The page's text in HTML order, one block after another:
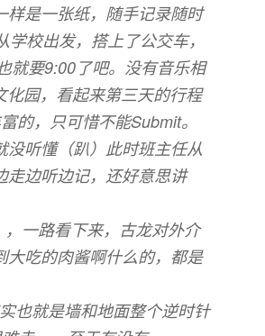
样是一张纸，随手记录随时
校出发，搭上了公交车，
要9:00了吧。没有音乐相
园，看起来第三天的行程
，只可惜不能Submit。
听懂（趴）此时班主任从
走边听边记，还好意思讲
一路看下来，古龙对外介
大吃的肉酱啊什么的，都是
也就是墙和地面整个逆时针